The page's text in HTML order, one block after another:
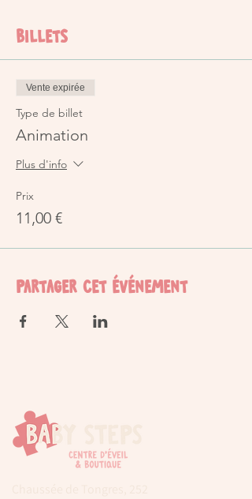
Billets
Vente expirée
Type de billet
Animation
Plus d'info
Prix
11,00 €
Partager cet événement